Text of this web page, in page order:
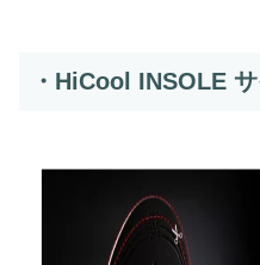
・HiCool INSOLE